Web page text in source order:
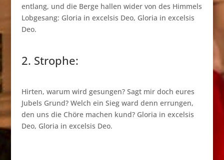
entlang, und die Berge hallen wider von des Himmels
Lobgesang: Gloria in excelsis Deo, Gloria in excelsis
Deo.
2. Strophe:
Hirten, warum wird gesungen? Sagt mir doch eures
Jubels Grund? Welch ein Sieg ward denn errungen,
den uns die Chöre machen kund? Gloria in excelsis
Deo, Gloria in excelsis Deo.